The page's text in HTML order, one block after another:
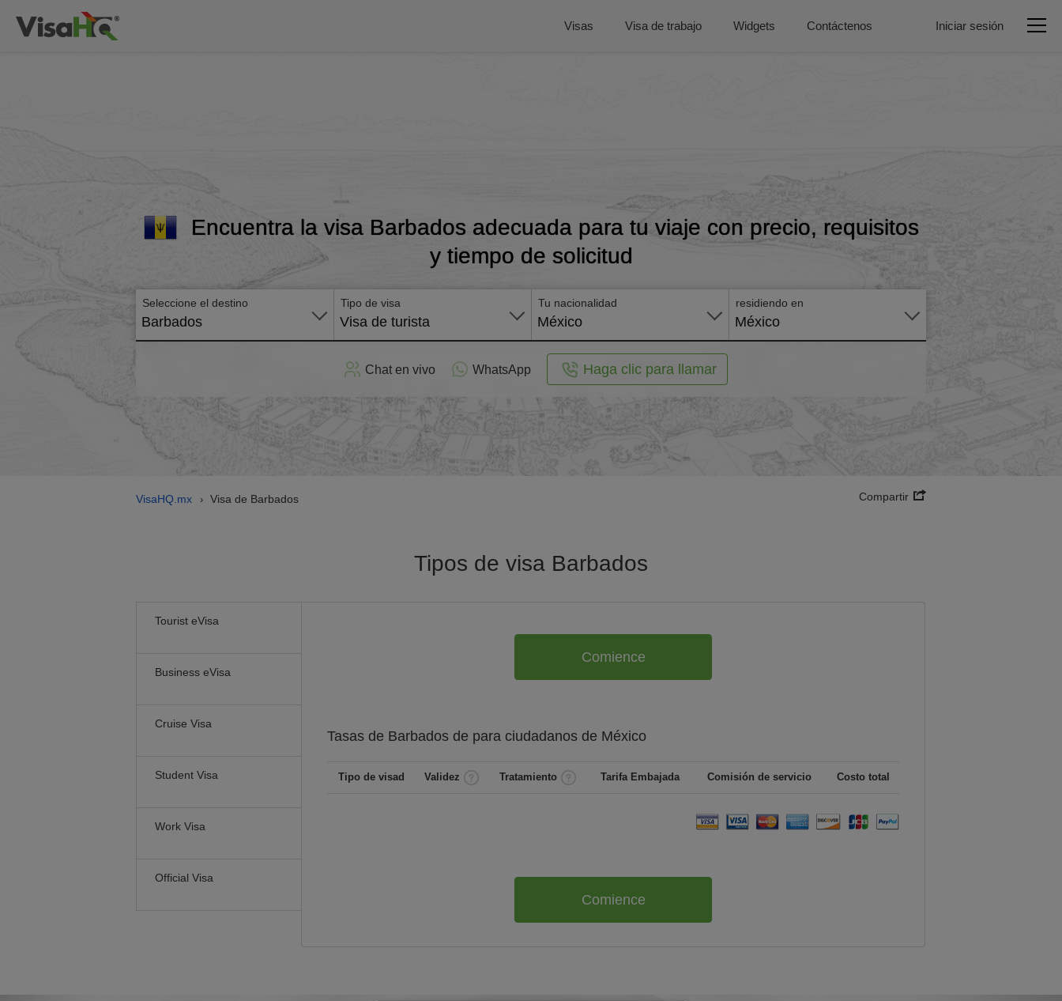
Visas Visa de trabajo Widgets Contáctenos Iniciar sesión
Encuentra la visa Barbados adecuada para tu viaje con precio, requisitos
y tiempo de solicitud
Seleccione el destino
Barbados
Tipo de visa
Visa de turista
Tu nacionalidad
México
residiendo en
México
Aplicar
Chat en vivo WhatsApp Haga clic para llamar
VisaHQ.mx › Visa de Barbados Compartir
Tipos de visa Barbados
Tourist eVisa
Business eVisa
Cruise Visa
Student Visa
Work Visa
Official Visa
Comience
Tasas de Barbados de para ciudadanos de México
Tipo de visad Validez Tratamiento Tarifa Embajada Comisión de servicio Costo total
Comience